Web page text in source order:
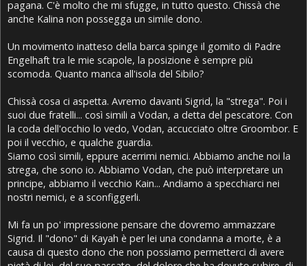
pagana. C'è molto che mi sfugge, in tutto questo. Chissà che
anche Kalina non possegga un simile dono.
Un movimento inatteso della barca spinge il gomito di Padre
Engelhaft tra le mie scapole, la posizione è sempre più
scomoda. Quanto manca all'isola del Sibilo?
Chissà cosa ci aspetta. Avremo davanti Sigrid, la "strega". Poi i
suoi due fratelli... così simili a Vodan, a detta del pescatore. Con
la coda dell'occhio lo vedo, Vodan, accucciato oltre Groombor. E
poi il vecchio, e qualche guardia.
Siamo così simili, eppure acerrimi nemici. Abbiamo anche noi la
strega, che sono io. Abbiamo Vodan, che può interpretare un
principe, abbiamo il vecchio Kain... Andiamo a specchiarci nei
nostri nemici, e a sconfiggerli.
Mi fa un po' impressione pensare che dovremo ammazzare
Sigrid. Il "dono" di Kayah è per lei una condanna a morte, è a
causa di questo dono che non possiamo permetterci di avere